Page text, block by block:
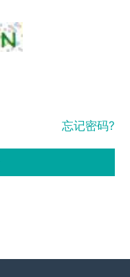
忘记密码?